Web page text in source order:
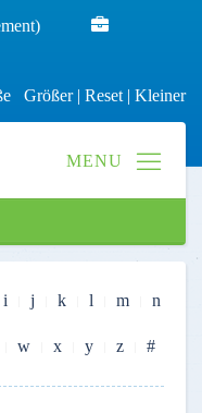
Größer| Reset | Kleiner
i j k l m n
w x y z #